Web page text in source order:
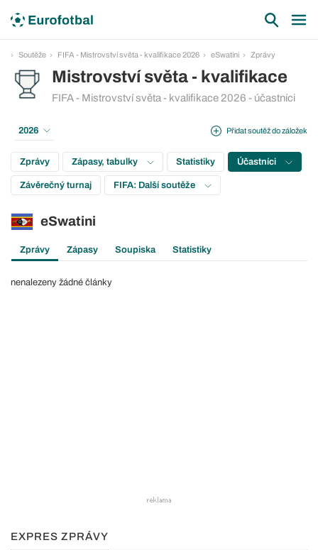
Soutěže FIFA - Mistrovství světa - kvalifikace 2026 eSwatini Zprávy
Mistrovství světa - kvalifikace
FIFA - Mistrovství světa - kvalifikace 2026 - účastníci
Přidat soutěž do záložek
2026
Zprávy Zápasy, tabulky Statistiky Účastníci
Závěrečný turnaj FIFA: Další soutěže
eSwatini
Zprávy Zápasy Soupiska Statistiky
nenalezeny žádné články
EXPRES ZPRÁVY